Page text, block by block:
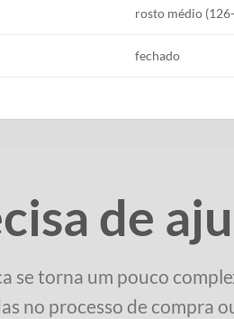
rosto médio
fechado
de
se torna um pouco
no processo de compra